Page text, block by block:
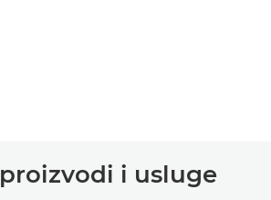
i usluge